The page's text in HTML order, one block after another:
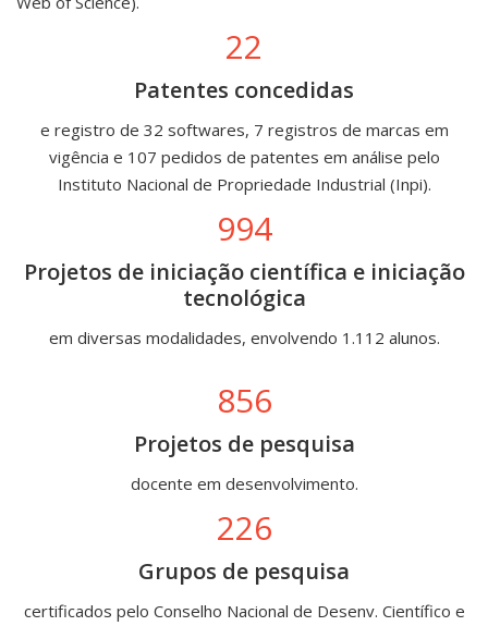
22
Patentes concedidas
e registro de 32 softwares, 7 registros de marcas em
vigência e 107 pedidos de patentes em análise pelo
Instituto Nacional de Propriedade Industrial (Inpi).
994
Projetos de iniciação científica e iniciação
tecnológica
em diversas modalidades, envolvendo 1.112 alunos.
856
Projetos de pesquisa
docente em desenvolvimento.
226
Grupos de pesquisa
certificados pelo Conselho Nacional de Desenv. Científico e